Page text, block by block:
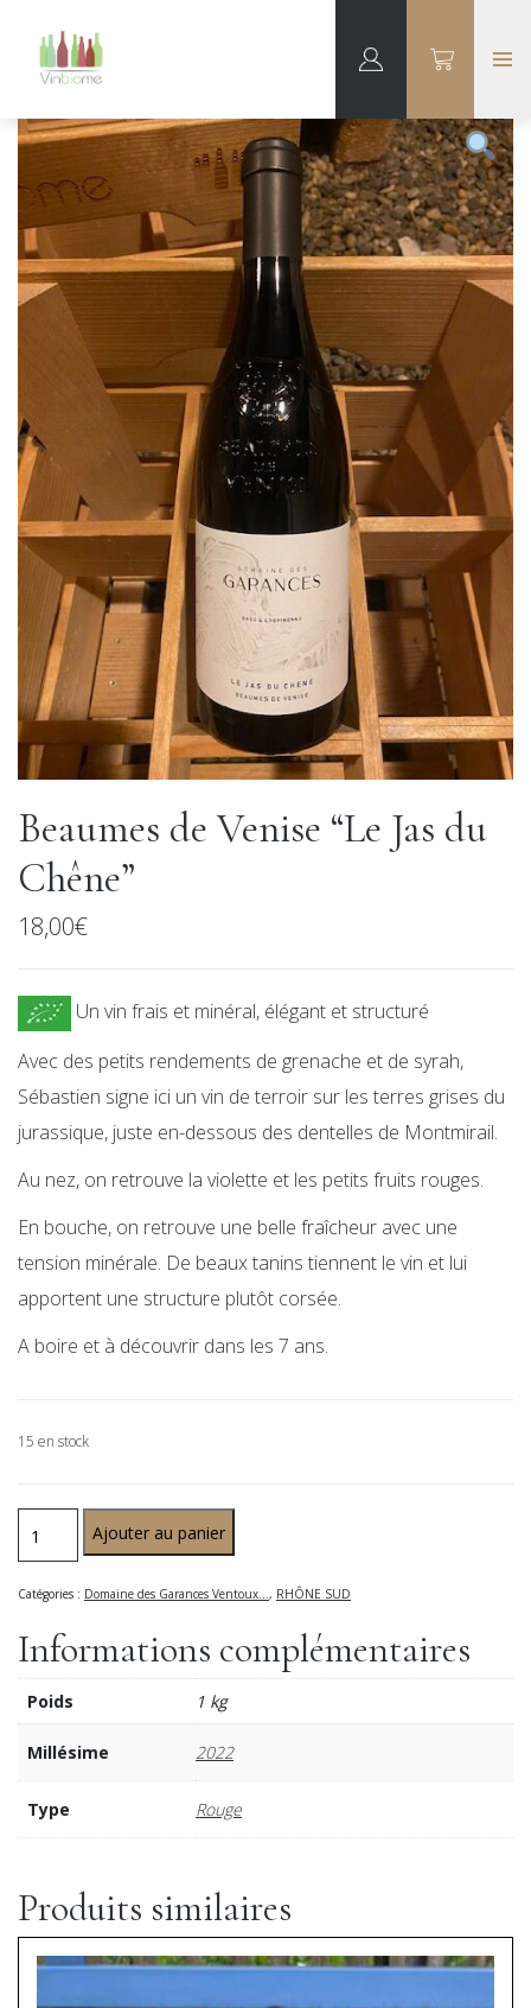
Beaumes de Venise “Le Jas du
Chêne”
18,00€
Un vin frais et minéral, élégant et structuré
Avec des petits rendements de grenache et de syrah,
Sébastien signe ici un vin de terroir sur les terres grises du
jurassique, juste en-dessous des dentelles de Montmirail.
Au nez, on retrouve la violette et les petits fruits rouges.
En bouche, on retrouve une belle fraîcheur avec une
tension minérale. De beaux tanins tiennent le vin et lui
apportent une structure plutôt corsée.
A boire et à découvrir dans les 7 ans.
15 en stock
Ajouter au panier
Catégories : Domaine des Garances Ventoux..., RHÔNE SUD
Informations complémentaires
Poids 1 kg
Millésime 2022
Type Rouge
Produits similaires